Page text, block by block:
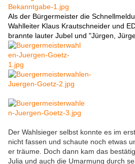
Als der Bürgermeister die
Wahlleiter Klaus Krautschneider und
brannte lauter Jubel und "Jürgen,
Der Wahlsieger selbst konnte es im
nicht fassen und schaute noch etwas
er träume. Doch dann kam das
Julia und auch die Umarmung durch